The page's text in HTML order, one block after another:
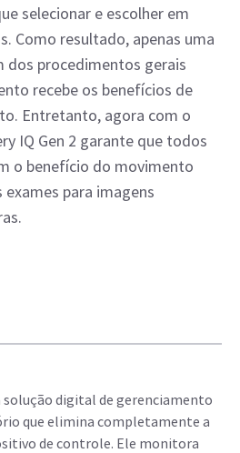
selecionar e escolher em
Como resultado, apenas uma
dos procedimentos gerais
recebe os benefícios de
Entretanto, agora com o
IQ Gen 2 garante que todos
o benefício do movimento
para imagens
digital de gerenciamento
que elimina completamente a
de controle. Ele monitora